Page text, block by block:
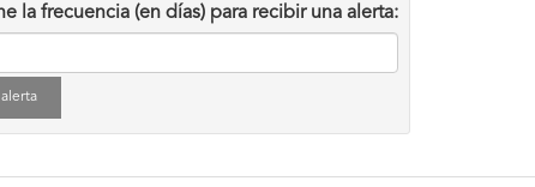
la frecuencia (en días) para recibir una alerta: